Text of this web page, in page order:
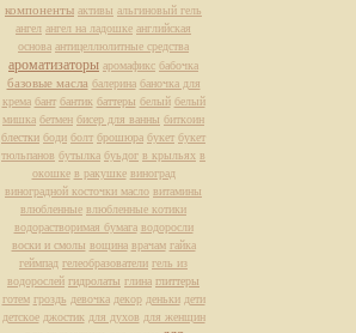
компоненты активы альгиновый гель
ангел ангел на ладошке английская
основа антицеллюлитные средства
ароматизаторы аромафикс бабочка
базовые масла балерина баночка для
крема бант бантик баттеры белый белый
мишка бетмен бисер для ванны биткоин
блестки боди болт брошюра букет букет
тюльпанов бутылка буьдог в крыльях в
окошке в ракушке виноград
виноградной косточки масло витамины
влюбленные влюбленные котики
водорастворимая бумага водоросли
воски и смолы вощина врачам гайка
геймпад гелеобразователи гель из
водорослей гидролаты глина глиттеры
готем гроздь девочка декор деньки дети
детское джостик для духов для женщин